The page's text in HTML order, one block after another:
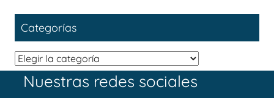
Categorías
Categorías
Nuestras redes sociales